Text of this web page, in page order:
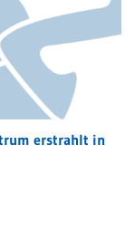
erstrahlt in